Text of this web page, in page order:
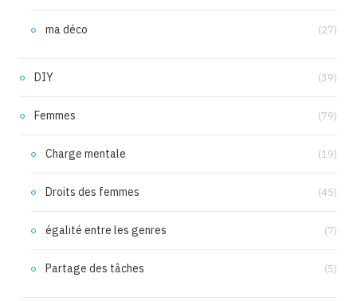
ma déco (27)
DIY (39)
Femmes (79)
Charge mentale (19)
Droits des femmes (45)
égalité entre les genres (7)
Partage des tâches (5)